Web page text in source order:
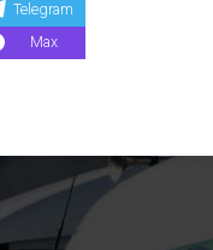
Telegram
Max